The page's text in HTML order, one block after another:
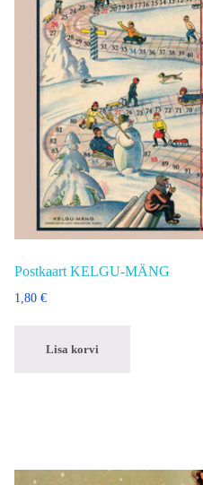
Postkaart KELGU-MÄNG
1,80 €
Lisa korvi